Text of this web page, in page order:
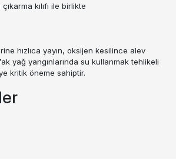
çıkarma kılıfı ile birlikte
hızlıca yayın, oksijen kesilince alev
yağ yangınlarında su kullanmak tehlikeli
kritik öneme sahiptir.